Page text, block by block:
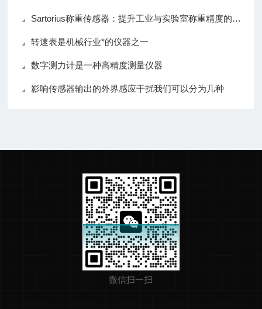
Sartorius称重传感器：提升工业与实验室称重精度的关键设备
转速表是机械行业*的仪器之一
数字测力计是一种高精度测量仪器
影响传感器输出的外界感应干扰我们可以分为几种
微信扫一扫